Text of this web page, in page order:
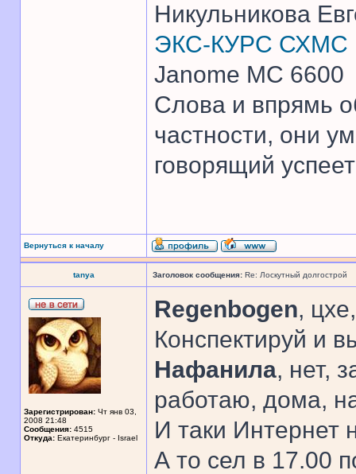
Никульникова
ЭКС-КУРС СХМС
Janome MC 6600
Слова и впрямь
частности, они
говорящий
Вернуться к началу
tanya Заголовок сообщения: Re: Лоскутный долгострой
Зарегистрирован: Чт янв 03,
2008 21:48
Сообщения: 4515
Откуда: Екатеринбург - Israel
Regenbogen,
Конспектируй и
Нафанила, нет,
работаю, дома,
И таки Интернет
А то сел в 17.00